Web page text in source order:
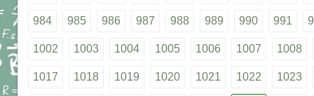
984 985 986 987 988 989 990 991
1002 1003 1004 1005 1006 1007 1008
1017 1018 1019 1020 1021 1022 1023